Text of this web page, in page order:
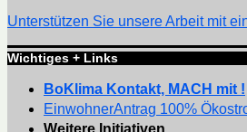
Unterstützen Sie unsere Arbeit mit
Wichtiges + Links
BoKlima Kontakt, MACH mit !
EinwohnerAntrag 100%